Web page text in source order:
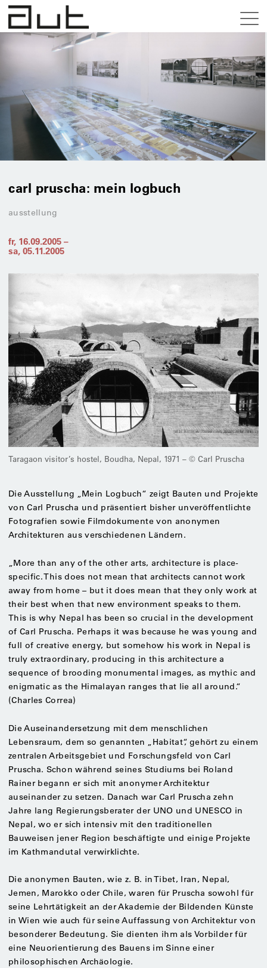
carl pruscha: mein logbuch
ausstellung
fr, 16.09.2005 –
sa, 05.11.2005
Taragaon visitor’s hostel, Boudha, Nepal, 1971 – © Carl Pruscha
Die Ausstellung „Mein Logbuch“ zeigt Bauten und Projekte
von Carl Pruscha und präsentiert bisher unveröffentlichte
Fotografien sowie Filmdokumente von anonymen
Architekturen aus verschiedenen Ländern.
„More than any of the other arts, architecture is place-
specific. This does not mean that architects cannot work
away from home – but it does mean that they only work at
their best when that new environment speaks to them.
This is why Nepal has been so crucial in the development
of Carl Pruscha. Perhaps it was because he was young and
full of creative energy, but somehow his work in Nepal is
truly extraordinary, producing in this architecture a
sequence of brooding monumental images, as mythic and
enigmatic as the Himalayan ranges that lie all around.“
(Charles Correa)
Die Auseinandersetzung mit dem menschlichen
Lebensraum, dem so genannten „Habitat“, gehört zu einem
zentralen Arbeitsgebiet und Forschungsfeld von Carl
Pruscha. Schon während seines Studiums bei Roland
Rainer begann er sich mit anonymer Architektur
auseinander zu setzen. Danach war Carl Pruscha zehn
Jahre lang Regierungsberater der UNO und UNESCO in
Nepal, wo er sich intensiv mit den traditionellen
Bauweisen jener Region beschäftigte und einige Projekte
im Kathmandutal verwirklichte.
Die anonymen Bauten, wie z. B. in Tibet, Iran, Nepal,
Jemen, Marokko oder Chile, waren für Pruscha sowohl für
seine Lehrtätigkeit an der Akademie der Bildenden Künste
in Wien wie auch für seine Auffassung von Architektur von
besonderer Bedeutung. Sie dienten ihm als Vorbilder für
eine Neuorientierung des Bauens im Sinne einer
philosophischen Archäologie.